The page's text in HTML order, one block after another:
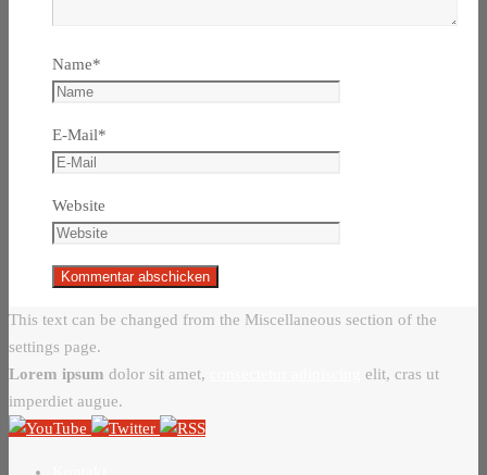
Name*
E-Mail*
Website
This text can be changed from the Miscellaneous section of the
settings page.
Lorem ipsum dolor sit amet,
elit, cras ut
imperdiet augue.